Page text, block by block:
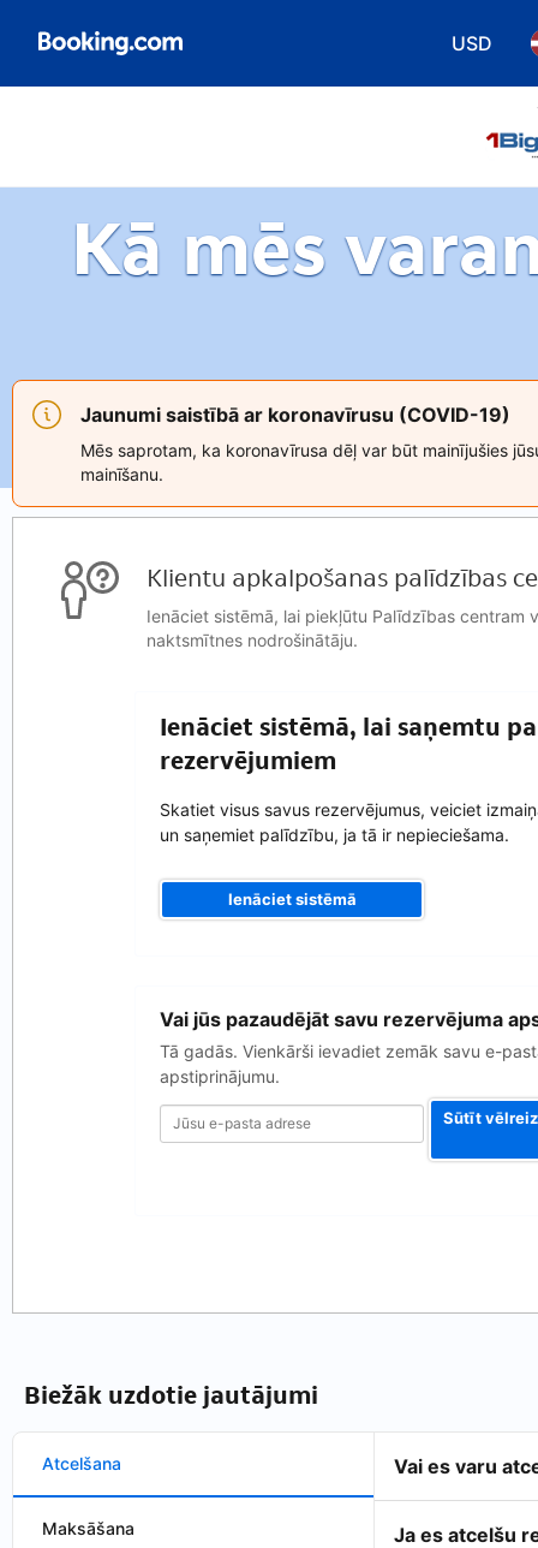
USD
Kā mēs
Jaunumi saistībā ar koronavīrusu (COVID-19)
Mēs saprotam, ka koronavīrusa dēļ var būt mainījušies
mainīšanu.
Klientu apkalpošanas palīdzības
Ienāciet sistēmā, lai piekļūtu Palīdzības centram
naktsmītnes nodrošinātāju.
Ienāciet sistēmā, lai saņemtu
rezervējumiem
Skatiet visus savus rezervējumus, veiciet
un saņemiet palīdzību, ja tā ir nepieciešama.
Ienāciet sistēmā
Vai jūs pazaudējāt savu rezervējuma
Tā gadās. Vienkārši ievadiet zemāk savu e-
apstiprinājumu.
pasta
adrese
Sūtīt
Biežāk uzdotie jautājumi
Atcelšana
Maksāšana
Vai es varu
Ja es atcelšu